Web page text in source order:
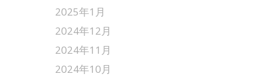
2025年1月
2024年12月
2024年11月
2024年10月